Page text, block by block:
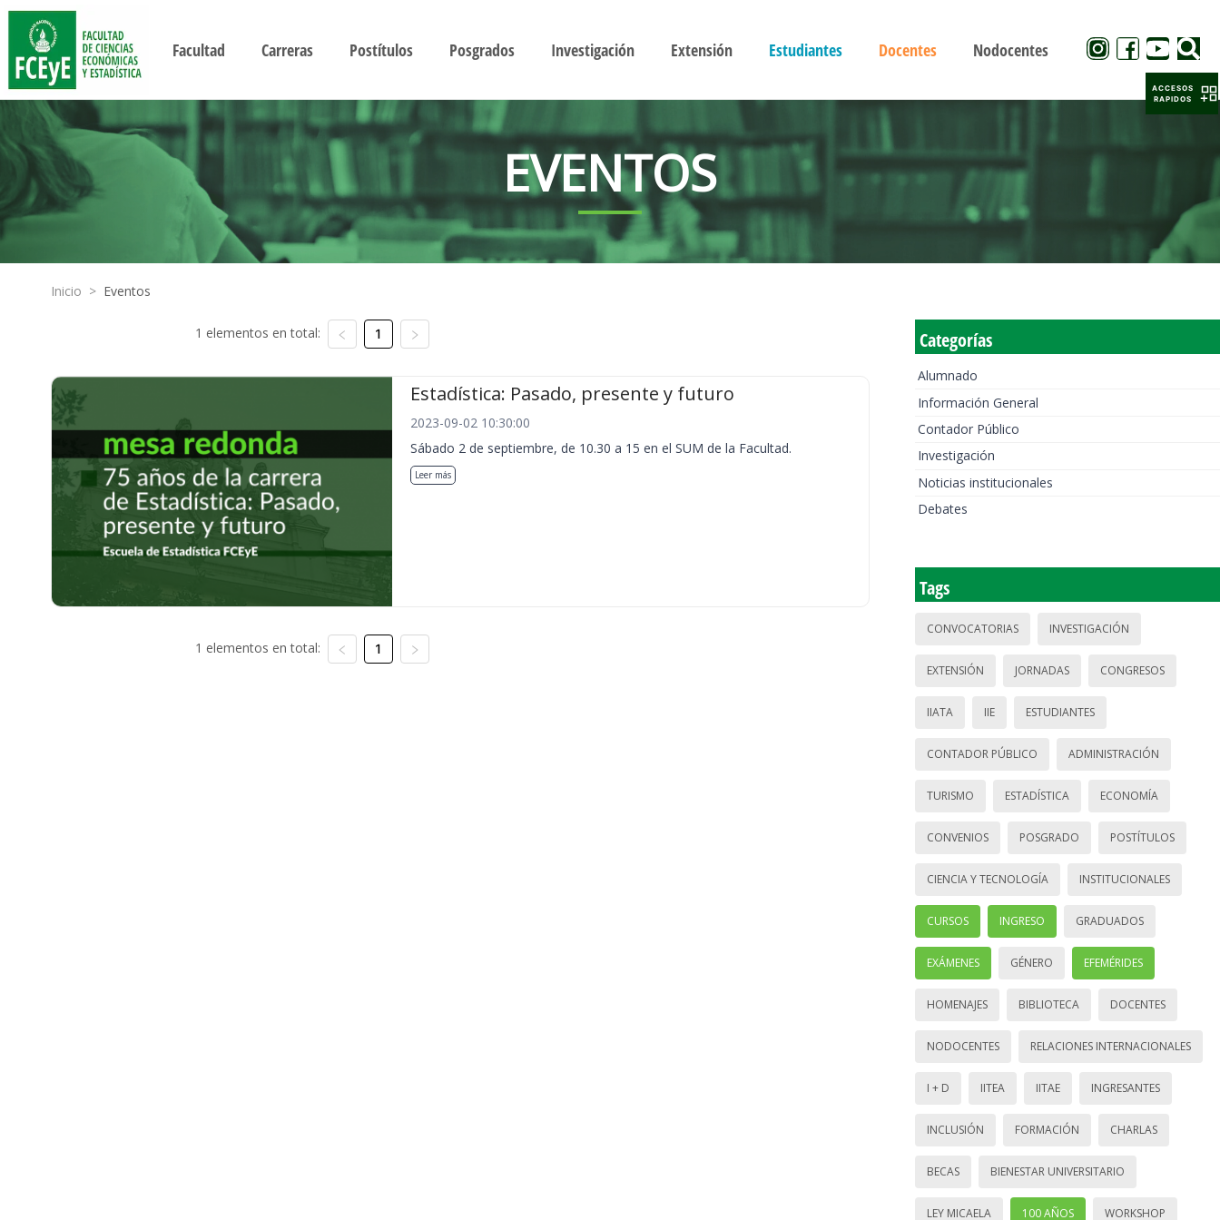
Facultad Carreras Postítulos Posgrados Investigación Extensión Estudiantes Docentes Nodocentes
EVENTOS
Inicio > Eventos
1 elementos en total: 1
Estadística: Pasado, presente y futuro
2023-09-02 10:30:00
Sábado 2 de septiembre, de 10.30 a 15 en el SUM de la Facultad.
Leer más
1 elementos en total: 1
Categorías
Alumnado
Información General
Contador Público
Investigación
Noticias institucionales
Debates
Tags
CONVOCATORIAS INVESTIGACIÓN
EXTENSIÓN JORNADAS CONGRESOS
IIATA IIE ESTUDIANTES
CONTADOR PÚBLICO ADMINISTRACIÓN
TURISMO ESTADÍSTICA ECONOMÍA
CONVENIOS POSGRADO POSTÍTULOS
CIENCIA Y TECNOLOGÍA INSTITUCIONALES
CURSOS INGRESO GRADUADOS
EXÁMENES GÉNERO EFEMÉRIDES
HOMENAJES BIBLIOTECA DOCENTES
NODOCENTES RELACIONES INTERNACIONALES
I + D IITEA IITAE INGRESANTES
INCLUSIÓN FORMACIÓN CHARLAS
BECAS BIENESTAR UNIVERSITARIO
LEY MICAELA 100 AÑOS WORKSHOP
ACCESOS
RAPIDOS